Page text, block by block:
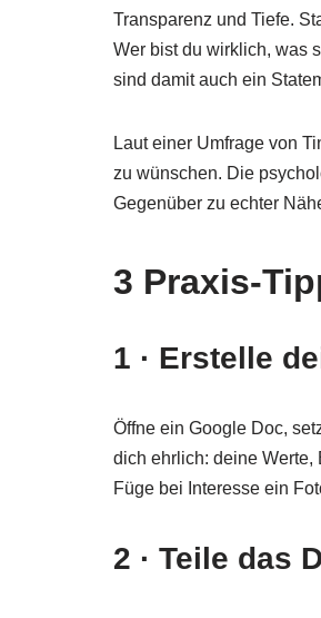
Transparenz und Tiefe.
Wer bist du wirklich, was
sind damit auch ein
Laut einer Umfrage von
zu wünschen. Die
Gegenüber zu echter
3
1 · Erstelle
Öffne ein Google Doc,
dich ehrlich: deine Werte,
Füge bei Interesse ein
2 · Teile das